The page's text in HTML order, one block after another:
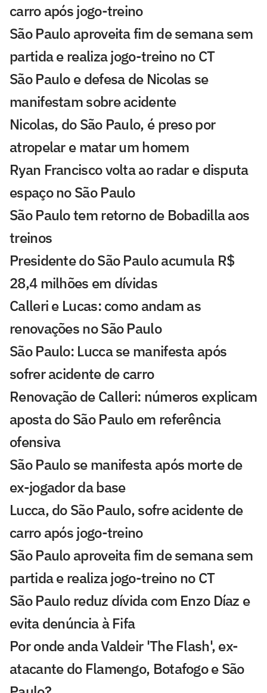
carro após jogo-treino
São Paulo aproveita fim de semana sem
partida e realiza jogo-treino no CT
São Paulo e defesa de Nicolas se
manifestam sobre acidente
Nicolas, do São Paulo, é preso por
atropelar e matar um homem
Ryan Francisco volta ao radar e disputa
espaço no São Paulo
São Paulo tem retorno de Bobadilla aos
treinos
Presidente do São Paulo acumula R$
28,4 milhões em dívidas
Calleri e Lucas: como andam as
renovações no São Paulo
São Paulo: Lucca se manifesta após
sofrer acidente de carro
Renovação de Calleri: números explicam
aposta do São Paulo em referência
ofensiva
São Paulo se manifesta após morte de
ex-jogador da base
Lucca, do São Paulo, sofre acidente de
carro após jogo-treino
São Paulo aproveita fim de semana sem
partida e realiza jogo-treino no CT
São Paulo reduz dívida com Enzo Díaz e
evita denúncia à Fifa
Por onde anda Valdeir 'The Flash', ex-
atacante do Flamengo, Botafogo e São